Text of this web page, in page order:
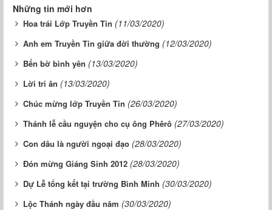
Những tin mới hơn
Hoa trái Lớp Truyền Tin (11/03/2020)
Anh em Truyền Tin giữa đời thường (12/03/2020)
Bến bờ bình yên (13/03/2020)
Lời tri ân (13/03/2020)
Chúc mừng lớp Truyền Tin (26/03/2020)
Thánh lễ cầu nguyện cho cụ ông Phêrô (27/03/2020)
Con dâu là người ngoại đạo (28/03/2020)
Đón mừng Giáng Sinh 2012 (28/03/2020)
Dự Lễ tổng kết tại trường Bình Minh (30/03/2020)
Lộc Thánh ngày đầu năm (30/03/2020)